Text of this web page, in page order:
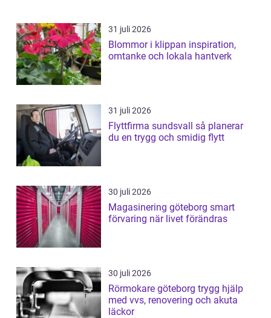
31 juli 2026
Blommor i klippan inspiration,
omtanke och lokala hantverk
31 juli 2026
Flyttfirma sundsvall så planerar
du en trygg och smidig flytt
30 juli 2026
Magasinering göteborg smart
förvaring när livet förändras
30 juli 2026
Rörmokare göteborg trygg hjälp
med vvs, renovering och akuta
läckor